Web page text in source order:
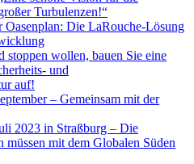
Turbulenzen!“
Oasenplan: Die LaRouche-Lösung
stoppen wollen, bauen Sie eine
und
auf!
– Gemeinsam mit der
2023 in Straßburg – Die
müssen mit dem Globalen Süden